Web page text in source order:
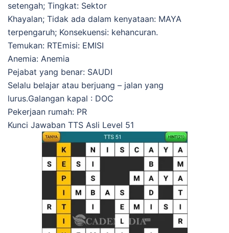
setengah; Tingkat: Sektor
Khayalan; Tidak ada dalam kenyataan: MAYA
terpengaruh; Konsekuensi: kehancuran.
Temukan: RTEmisi: EMISI
Anemia: Anemia
Pejabat yang benar: SAUDI
Selalu belajar atau berjuang – jalan yang
lurus.Galangan kapal : DOC
Pekerjaan rumah: PR
Kunci Jawaban TTS Asli Level 51